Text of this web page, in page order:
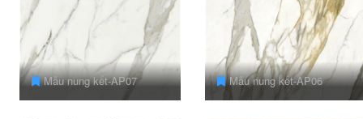
Mẫu nung kết-AP07 Mẫu nung kết-AP06